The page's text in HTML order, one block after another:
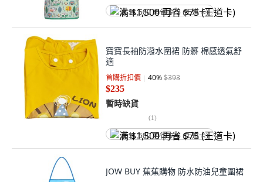
满 $1,500 再省 $75 (王道卡)
寶寶長袖防潑水圍裙 防髒 棉感透氣舒
適
首購折扣價 40%$393
$235
暫時缺貨
(1)
满 $1,500 再省 $75 (王道卡)
JOW BUY 蕉蕉購物 防水防油兒童圍裙